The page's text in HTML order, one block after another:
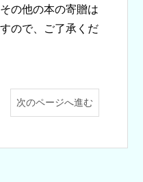
の他の本の寄贈は
ので、ご了承くだ
次のページへ進む